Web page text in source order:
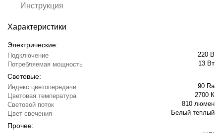
Инструкция
Характеристики
Электрические:
Подключение
220 В
Потребляемая мощность
13 Вт
Световые:
Индекс цветопередачи
90 Ra
Цветовая температура
2700 К
Световой поток
810 люмен
Цвет свечения
Белый теплый
Прочее: